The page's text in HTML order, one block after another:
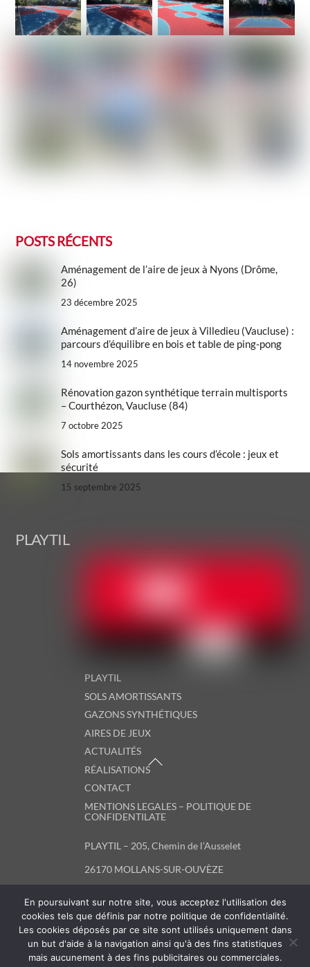
POSTS RÉCENTS
Aménagement de l’aire de jeux à Nyons (Drôme,
26)
23 décembre 2025
Aménagement d’aire de jeux à Villedieu (Vaucluse) :
parcours d’équilibre en bois et table de ping-pong
14 novembre 2025
Rénovation gazon synthétique terrain multisports
– Courthézon, Vaucluse (84)
7 octobre 2025
Sols amortissants dans les cours d’école : jeux et
sécurité
15 septembre 2025
Top
PLAYTIL
PLAYTIL
SOLS AMORTISSANTS
GAZONS SYNTHÉTIQUES
AIRES DE JEUX
ACTUALITÉS
RÉALISATIONS
CONTACT
MENTIONS LEGALES – POLITIQUE DE
CONFIDENTILATE
PLAYTIL – 205, Chemin de l’Ausselet
26170 MOLLANS-SUR-OUVÈZE
contact@playtil.eu
Linkedin
En poursuivant sur notre site, vous acceptez l'utilisation des
cookies tels que définis par notre politique de confidentialité.
Les cookies déposés par ce site sont utilisés uniquement dans
un but d'aide à la navigation ainsi qu'à des fins statistiques
mais aucunement à des fins publicitaires ou commerciales.